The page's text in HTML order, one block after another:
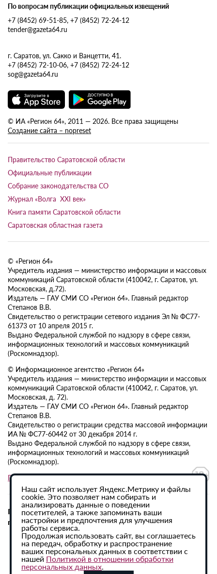
По вопросам публикации официальных извещений
+7 (8452) 69-51-85, +7 (8452) 72-24-12
tender@gazeta64.ru
г. Саратов, ул. Сакко и Ванцетти, 41.
+7 (8452) 72-10-06, +7 (8452) 72-24-12
sog@gazeta64.ru
© ИА «Регион 64», 2011 — 2026. Все права защищены
Создание сайта – nopreset
Правительство Саратовской области
Официальные публикации
Собрание законодательства СО
Журнал «Волга XXI век»
Книга памяти Саратовской области
Саратовская областная газета
© «Регион 64»
Учредитель издания — министерство информации и массовых
коммуникаций Саратовской области (410042, г. Саратов, ул.
Московская, д.72).
Издатель — ГАУ СМИ СО «Регион 64». Главный редактор
Степанов В.В.
Свидетельство о регистрации сетевого издания Эл № ФС77-
61373 от 10 апреля 2015 г.
Выдано Федеральной службой по надзору в сфере связи,
информационных технологий и массовых коммуникаций
(Роскомнадзор).
© Информационное агентство «Регион 64»
Учредитель издания — министерство информации и массовых
коммуникаций Саратовской области (410042, г. Саратов, ул.
Московская, д. 72).
Издатель — ГАУ СМИ СО «Регион 64». Главный редактор
Степанов В.В.
Свидетельство о регистрации средства массовой информации
ИА № ФС77-60442 от 30 декабря 2014 г.
Выдано Федеральной службой по надзору в сфере связи,
информационных технологий и массовых коммуникаций
(Роскомнадзор).
Политика в отношении обработки персональных данных
При использовании материалов сайта активная
гиперссылка на ИА «Регион 64» обязательна.
Наш сайт использует Яндекс.Метрику и файлы
cookie. Это позволяет нам собирать и
анализировать данные о поведении
посетителей, а также запоминать ваши
настройки и предпочтения для улучшения
работы сервиса.
Продолжая использовать сайт, вы соглашаетесь
на передач, обработку и распространение
ваших персональных данных в соответствии с
нашей Политикой в отношении обработки
персональных данных.